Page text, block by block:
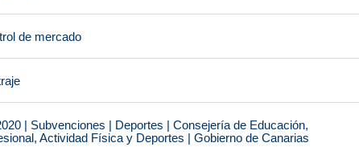
de mercado
| Subvenciones | Deportes | Consejería de Educación,
Actividad Física y Deportes | Gobierno de Canarias